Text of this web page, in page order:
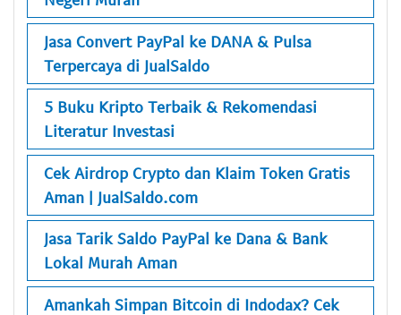
Jasa Convert PayPal ke DANA & Pulsa
Terpercaya di JualSaldo
5 Buku Kripto Terbaik & Rekomendasi
Literatur Investasi
Cek Airdrop Crypto dan Klaim Token Gratis
Aman | JualSaldo.com
Jasa Tarik Saldo PayPal ke Dana & Bank
Lokal Murah Aman
Amankah Simpan Bitcoin di Indodax? Cek